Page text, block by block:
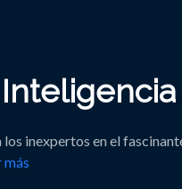
inexpertos en el